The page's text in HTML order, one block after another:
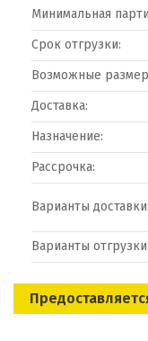
Минимальная
Срок отгрузки:
Возможные
Доставка:
Назначение:
Рассрочка:
Варианты доставки:
Варианты отгрузки: